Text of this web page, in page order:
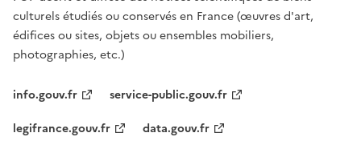
culturels étudiés ou conservés en France (œuvres d'art,
édifices ou sites, objets ou ensembles mobiliers,
photographies, etc.)
info.gouv.fr
service-public.gouv.fr
legifrance.gouv.fr
data.gouv.fr